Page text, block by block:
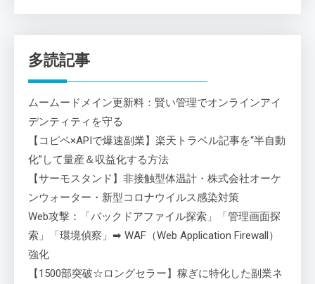
多読記事
ムームードメイン更新料：賢い管理でオンラインアイ
デンティティを守る
【コピペ×APIで爆速副業】楽天トラベル記事を“半自動
化”して量産＆収益化する方法
【サーモスタンド】非接触型体温計・株式会社オーケ
ンウォーター・新型コロナウイルス感染対策
Web攻撃：「バックドアファイル探索」「管理画面探
索」「環境偵察」➡ WAF（Web Application Firewall）
強化
【1500部突破☆ロングセラー】稼ぎに特化した副業ネ